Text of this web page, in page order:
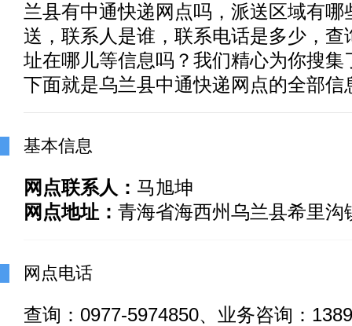
兰县有中通快递 网点吗，派送区域有
送，联系人是谁，联系电话是多少，查
址在哪儿等信息吗？我们精心为你搜集
下面就是乌兰县中通快递网点的全部信
基本信息
网点联系人： 马旭坤
网点地址： 青海省海西州乌兰县希里沟
网点电话
查询：0977-5974850、业务咨询：